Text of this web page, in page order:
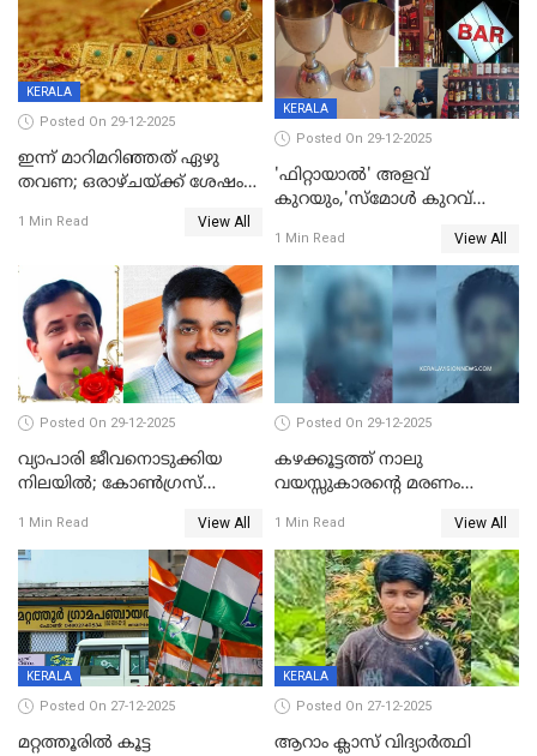
KERALA
Posted On 29-12-2025
ഇന്ന് മാറിമറിഞ്ഞത് ഏഴു
തവണ; ഒരാഴ്ചയ്ക്ക് ശേഷം
1 Min Read View All
KERALA
Posted On 29-12-2025
'ഫിറ്റായാൽ' അളവ്
കുറയും,'സ്‌മോൾ കുറവ്
പിഴ
1 Min Read View All
Posted On 29-12-2025
വ്യാപാരി ജീവനൊടുക്കിയ
നിലയില്‍; കോണ്‍ഗ്രസ്
മാനസികപീഡനമെന്ന് കുറിപ്പ്
1 Min Read View All
Posted On 29-12-2025
കഴക്കൂട്ടത്ത് നാലു
വയസ്സുകാരന്റെ മരണം
സുഹൃത്തും പൊലീസ്
കസ്റ്റഡിയിൽ
1 Min Read View All
KERALA
Posted On 27-12-2025
മറ്റത്തൂരിൽ കൂട്ട
KERALA
Posted On 27-12-2025
ആറാം ക്ലാസ് വിദ്യാർത്ഥി